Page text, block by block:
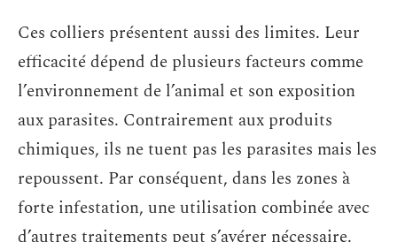
Ces colliers présentent aussi des limites. Leur
efficacité dépend de plusieurs facteurs comme
l’environnement de l’animal et son exposition
aux parasites. Contrairement aux produits
chimiques, ils ne tuent pas les parasites mais les
repoussent. Par conséquent, dans les zones à
forte infestation, une utilisation combinée avec
d’autres traitements peut s’avérer nécessaire.